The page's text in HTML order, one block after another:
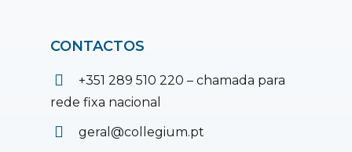
CONTACTOS
+351 289 510 220 – chamada para
rede fixa nacional
geral@collegium.pt